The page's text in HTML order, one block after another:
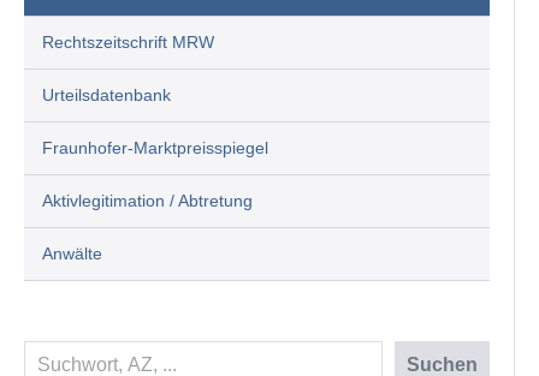
Rechtszeitschrift MRW
Urteilsdatenbank
Fraunhofer-Marktpreisspiegel
Aktivlegitimation / Abtretung
Anwälte
Suchen Suchen